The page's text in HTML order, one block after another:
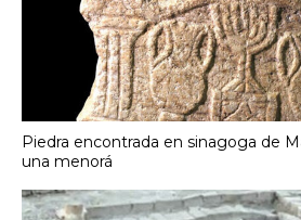
Piedra encontrada en sinagoga de
una menorá